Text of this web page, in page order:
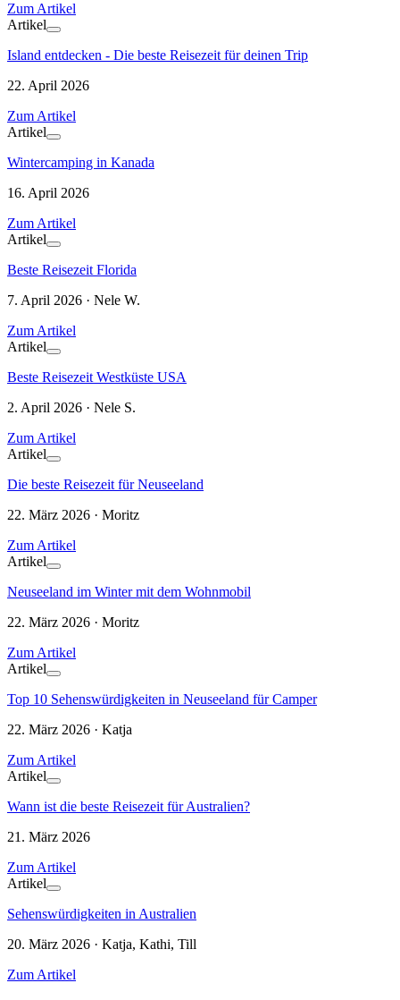
Zum Artikel
Artikel
Island entdecken - Die beste Reisezeit für deinen Trip
22. April 2026
Zum Artikel
Artikel
Wintercamping in Kanada
16. April 2026
Zum Artikel
Artikel
Beste Reisezeit Florida
7. April 2026 · Nele W.
Zum Artikel
Artikel
Beste Reisezeit Westküste USA
2. April 2026 · Nele S.
Zum Artikel
Artikel
Die beste Reisezeit für Neuseeland
22. März 2026 · Moritz
Zum Artikel
Artikel
Neuseeland im Winter mit dem Wohnmobil
22. März 2026 · Moritz
Zum Artikel
Artikel
Top 10 Sehenswürdigkeiten in Neuseeland für Camper
22. März 2026 · Katja
Zum Artikel
Artikel
Wann ist die beste Reisezeit für Australien?
21. März 2026
Zum Artikel
Artikel
Sehenswürdigkeiten in Australien
20. März 2026 · Katja, Kathi, Till
Zum Artikel